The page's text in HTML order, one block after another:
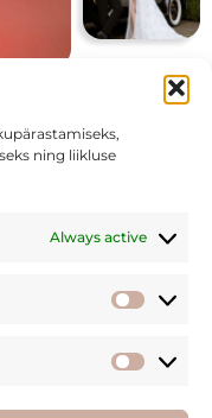
ning liikluse
Always active